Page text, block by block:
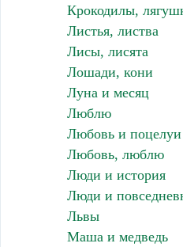
Крокодилы,
Листья, листва
Лисы, лисята
Лошади, кони
Луна и месяц
Люблю
Любовь и поцелуи
Любовь, люблю
Люди и история
Люди и
Львы
Маша и медведь